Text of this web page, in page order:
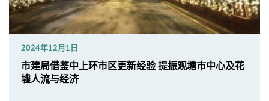
2024年12月1日
市建局借鉴中上环市区更新经验 提振观塘市中心及花
墟人流与经济